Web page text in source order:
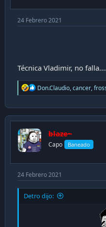
24 Febrero 2021
Técnica Vladimir, no falla....
R
e
c
t
o
n
s
Don.Claudio,cancer,
blaze~
Capo Baneado
24 Febrero 2021
Detro dijo: